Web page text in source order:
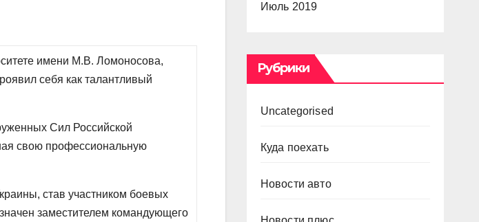
имени М.В. Ломоносова,
себя как талантливый
Сил Российской
свою профессиональную
став участником боевых
заместителем командующего
Июль 2019
Рубрики
Uncategorised
Куда поехать
Новости авто